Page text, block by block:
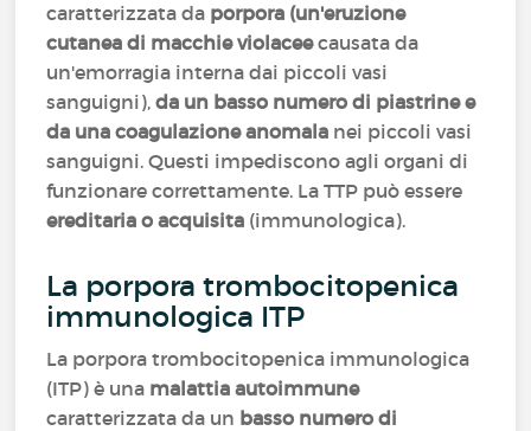
caratterizzata da porpora (un'eruzione
cutanea di macchie violaceecausata da
un'emorragia interna dai piccoli vasi
sanguigni), da un basso numero di piastrine e
da una coagulazione anomala nei piccoli vasi
sanguigni. Questi impediscono agli organi di
funzionare correttamente. La TTP può essere
ereditaria o acquisita (immunologica).
La porpora trombocitopenica
immunologica ITP
La porpora trombocitopenica immunologica
(ITP) è una malattia autoimmune
caratterizzata da un basso numero di